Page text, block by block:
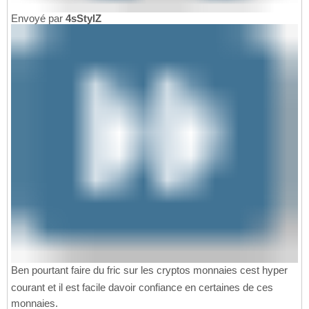
Envoyé par 4sStylZ
Ben pourtant faire du fric sur les cryptos monnaies cest hyper
courant et il est facile davoir confiance en certaines de ces
monnaies.